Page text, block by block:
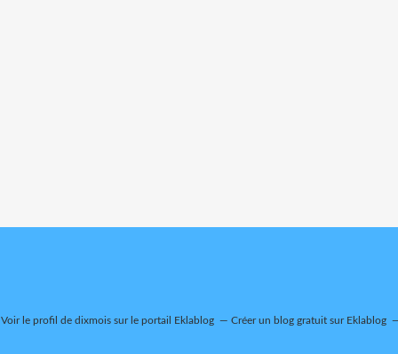
Voir le profil de dixmoissur le portail Eklablog Créer un blog gratuit sur Eklablog